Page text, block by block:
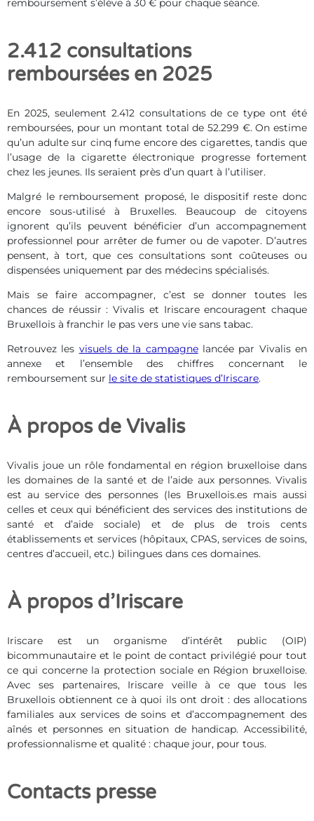
remboursement s’élève à 30 € pour chaque séance.
2.412 consultations
remboursées en 2025
En 2025, seulement 2.412 consultations de ce type ont été
remboursées, pour un montant total de 52.299 €. On estime
qu’un adulte sur cinq fume encore des cigarettes, tandis que
l’usage de la cigarette électronique progresse fortement
chez les jeunes. Ils seraient près d’un quart à l’utiliser.
Malgré le remboursement proposé, le dispositif reste donc
encore sous-utilisé à Bruxelles. Beaucoup de citoyens
ignorent qu’ils peuvent bénéficier d’un accompagnement
professionnel pour arrêter de fumer ou de vapoter. D’autres
pensent, à tort, que ces consultations sont coûteuses ou
dispensées uniquement par des médecins spécialisés.
Mais se faire accompagner, c’est se donner toutes les
chances de réussir : Vivalis et Iriscare encouragent chaque
Bruxellois à franchir le pas vers une vie sans tabac.
Retrouvez les visuels de la campagnelancée par Vivalis en
annexe et l’ensemble des chiffres concernant le
remboursement sur le site de statistiques d’Iriscare.
À propos de Vivalis
Vivalis joue un rôle fondamental en région bruxelloise dans
les domaines de la santé et de l’aide aux personnes. Vivalis
est au service des personnes (les Bruxellois.es mais aussi
celles et ceux qui bénéficient des services des institutions de
santé et d’aide sociale) et de plus de trois cents
établissements et services (hôpitaux, CPAS, services de soins,
centres d’accueil, etc.) bilingues dans ces domaines.
À propos d’Iriscare
Iriscare est un organisme d’intérêt public (OIP)
bicommunautaire et le point de contact privilégié pour tout
ce qui concerne la protection sociale en Région bruxelloise.
Avec ses partenaires, Iriscare veille à ce que tous les
Bruxellois obtiennent ce à quoi ils ont droit : des allocations
familiales aux services de soins et d’accompagnement des
aînés et personnes en situation de handicap. Accessibilité,
professionnalisme et qualité : chaque jour, pour tous.
Contacts presse